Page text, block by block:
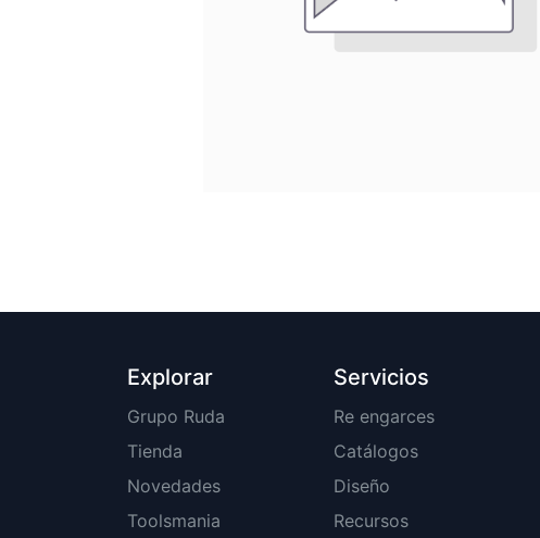
Explorar
Grupo Ruda
Tienda
Novedades
Toolsmania
Servicios
Re engarces
Catálogos
Diseño
Recursos